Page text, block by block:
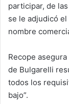
participar, de
se le adjudicó el
nombre
Recope
de Bulgarelli
todos los
bajo”.